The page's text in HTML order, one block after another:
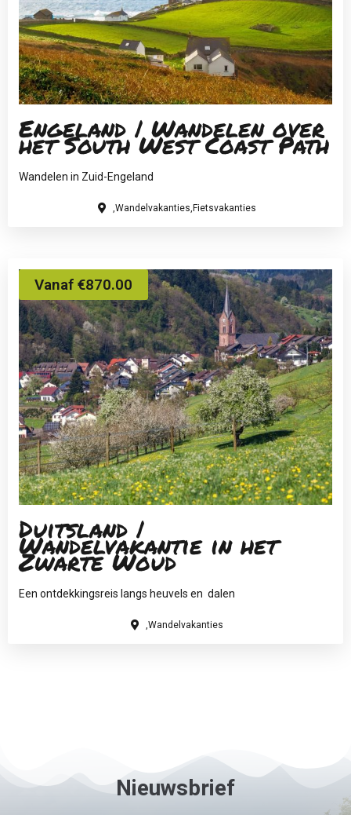
Engeland | Wandelen over
het South West Coast Path
Wandelen in Zuid-Engeland
,Wandelvakanties,Fietsvakanties
Duitsland |
Wandelvakantie in het
Zwarte Woud
Een ontdekkingsreis langs heuvels en dalen
Vanaf €870.00
,Wandelvakanties
Nieuwsbrief